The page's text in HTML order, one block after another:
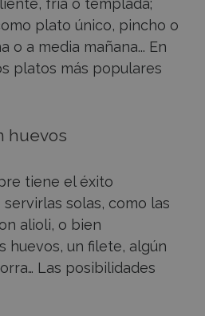
fría o templada;
plato único, pincho o
o a media mañana... En
platos más populares
huevos
tiene el éxito
servirlas solas, como las
alioli, o bien
huevos, un filete, algún
Las posibilidades